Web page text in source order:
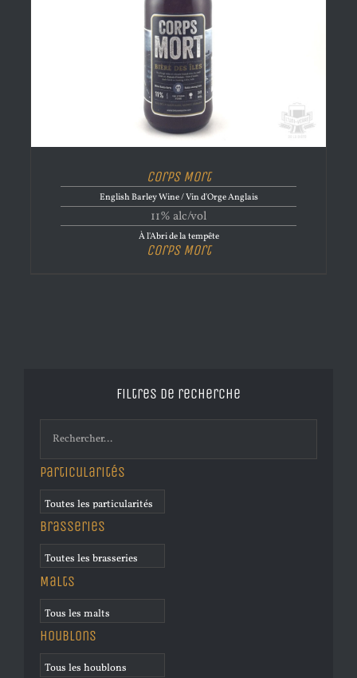
Corps Mort
English Barley Wine / Vin d'Orge Anglais
11% alc/vol
À l'Abri de la tempête
Corps Mort
Filtres de recherche
Particularités
Brasseries
Malts
Houblons